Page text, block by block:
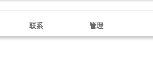
联系 管理